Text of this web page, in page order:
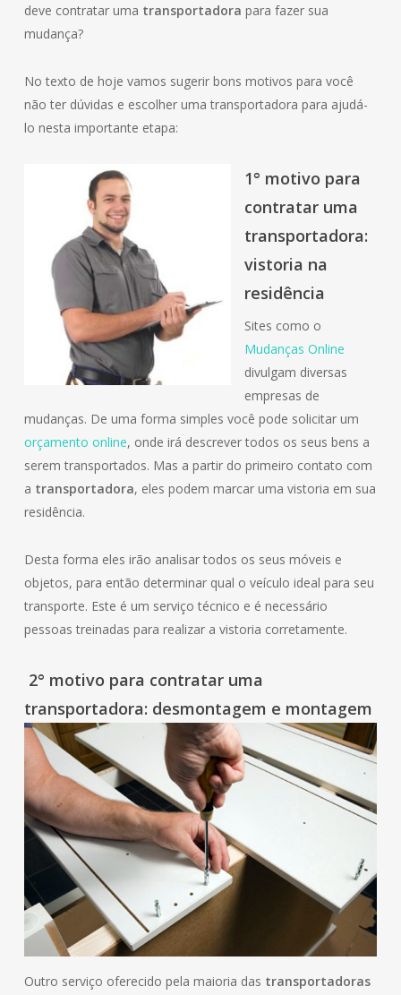
deve contratar uma transportadora para fazer sua
mudança?
No texto de hoje vamos sugerir bons motivos para você
não ter dúvidas e escolher uma transportadora para ajudá-
lo nesta importante etapa:
1° motivo para
contratar uma
transportadora:
vistoria na
residência
Sites como o
Mudanças Online
divulgam diversas
empresas de
mudanças. De uma forma simples você pode solicitar um
orçamento online, onde irá descrever todos os seus bens a
serem transportados. Mas a partir do primeiro contato com
a transportadora, eles podem marcar uma vistoria em sua
residência.
Desta forma eles irão analisar todos os seus móveis e
objetos, para então determinar qual o veículo ideal para seu
transporte. Este é um serviço técnico e é necessário
pessoas treinadas para realizar a vistoria corretamente.
2° motivo para contratar uma
transportadora: desmontagem e montagem
Outro serviço oferecido pela maioria das transportadoras